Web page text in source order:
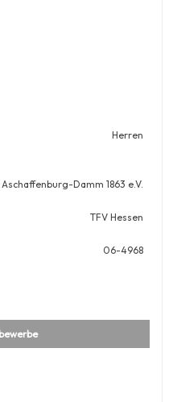
Herren
Aschaffenburg-Damm 1863 e.V.
TFV Hessen
06-4968